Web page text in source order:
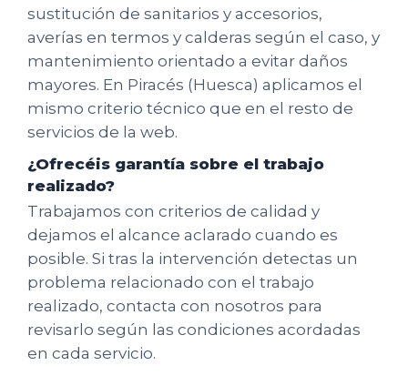
sustitución de sanitarios y accesorios,
averías en termos y calderas según el caso, y
mantenimiento orientado a evitar daños
mayores. En Piracés (Huesca) aplicamos el
mismo criterio técnico que en el resto de
servicios de la web.
¿Ofrecéis garantía sobre el trabajo
realizado?
Trabajamos con criterios de calidad y
dejamos el alcance aclarado cuando es
posible. Si tras la intervención detectas un
problema relacionado con el trabajo
realizado, contacta con nosotros para
revisarlo según las condiciones acordadas
en cada servicio.